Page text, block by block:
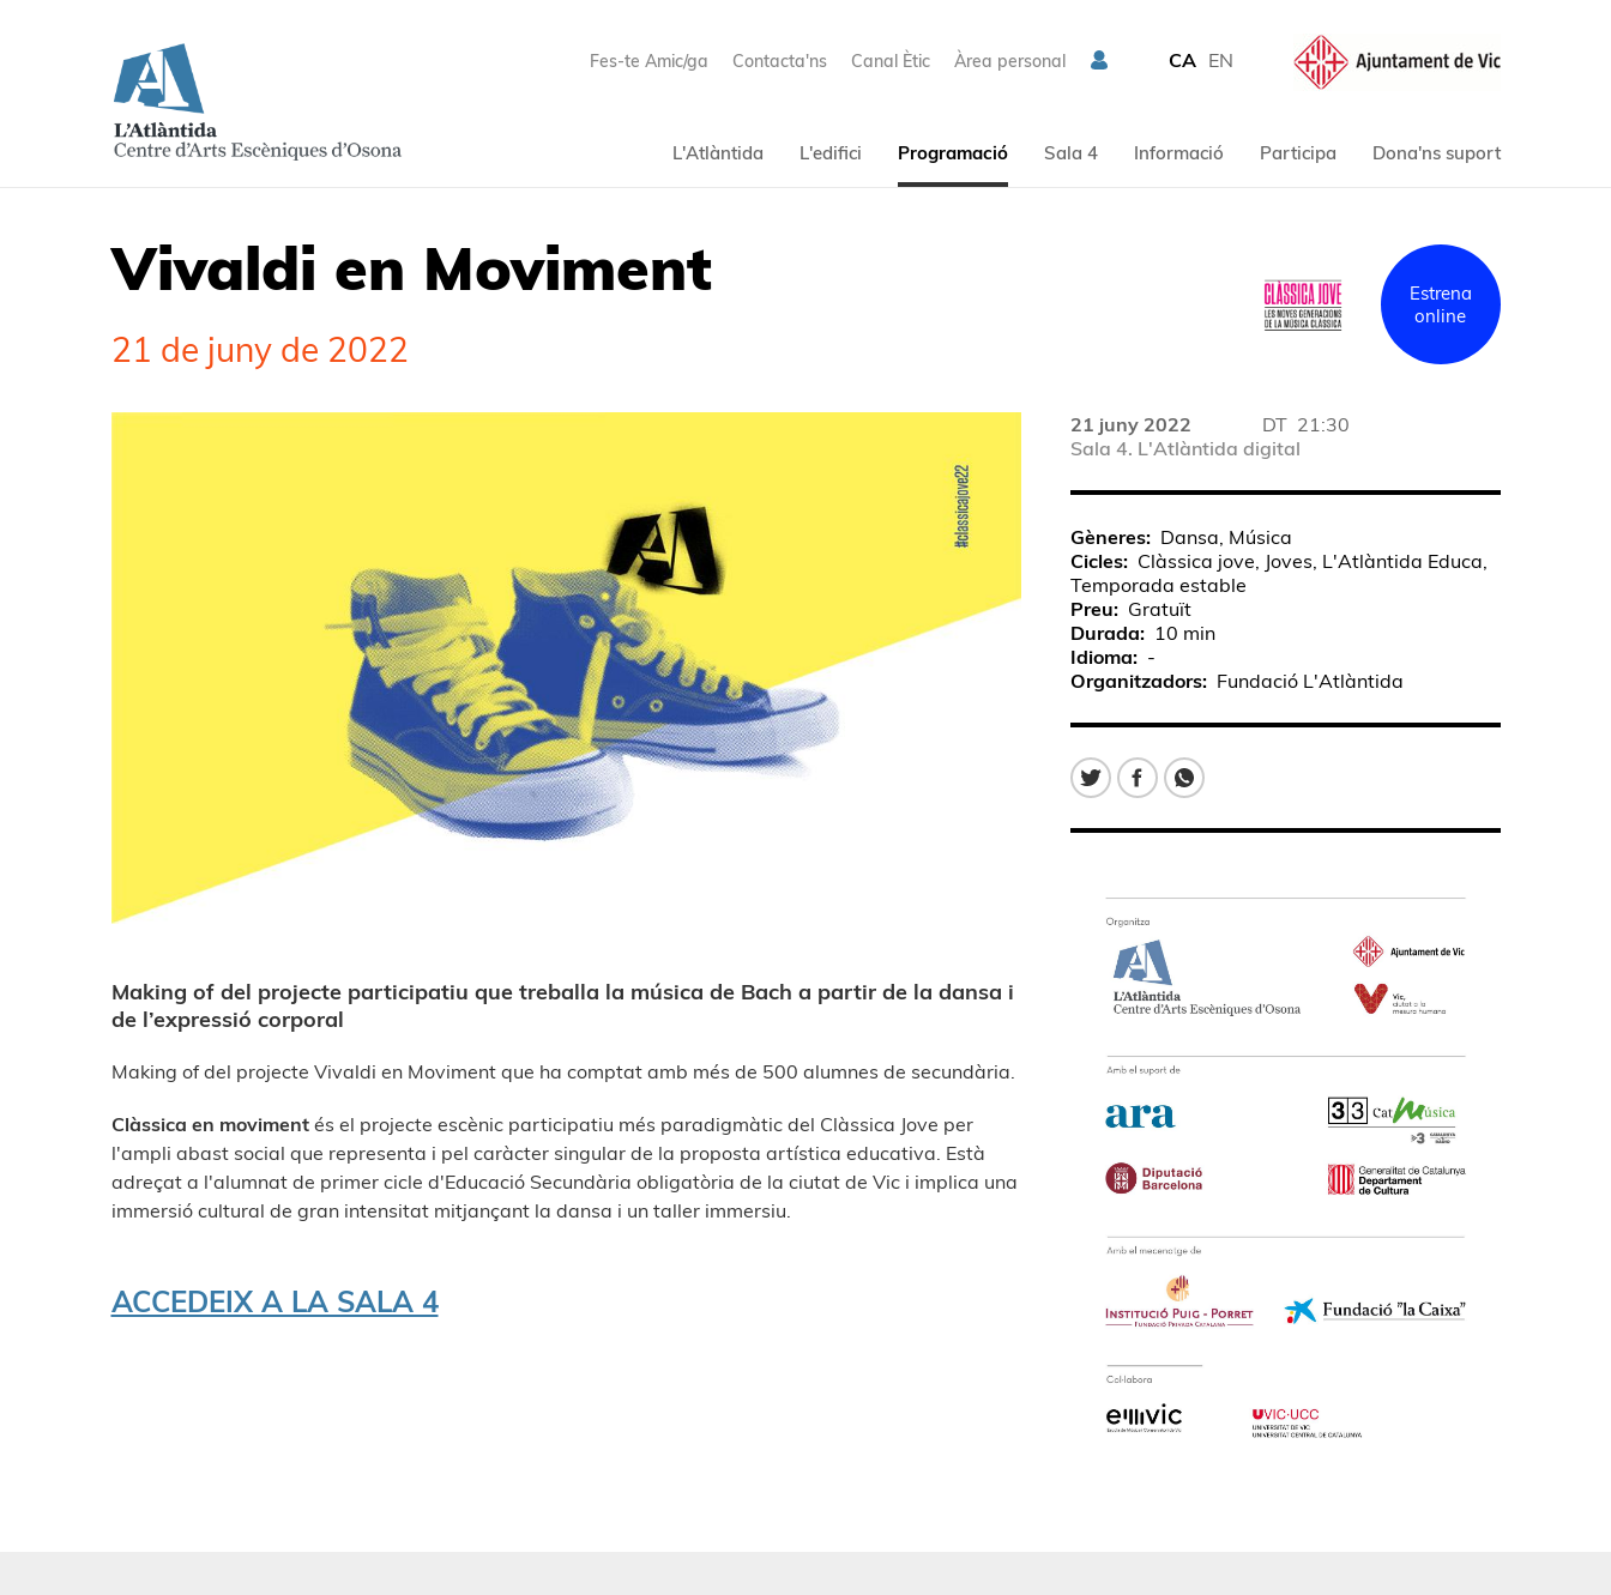
Fes-te Amic/ga Contacta'ns Canal Ètic Àrea personal CA EN
L'Atlàntida L'edifici Programació Sala 4 Informació Participa Dona'ns suport
Vivaldi en Moviment
21 de juny de 2022
Estrena
online
Making of del projecte participatiu que treballa la música de Bach a partir de la dansa i
de l’expressió corporal
Making of del projecte Vivaldi en Moviment que ha comptat amb més de 500 alumnes de secundària.
Clàssica en movimentés el projecte escènic participatiu més paradigmàtic del Clàssica Jove per
l'ampli abast social que representa i pel caràcter singular de la proposta artística educativa. Està
adreçat a l'alumnat de primer cicle d'Educació Secundària obligatòria de la ciutat de Vic i implica una
immersió cultural de gran intensitat mitjançant la dansa i un taller immersiu.
ACCEDEIX A LA SALA 4
21 juny 2022 DT 21:30
Sala 4. L'Atlàntida digital
Gèneres
Dansa, Música
Cicles
Clàssica jove, Joves, L'Atlàntida Educa,
Temporada estable
Preu
Gratuït
Durada
10 min
Idioma
-
Organitzadors
Fundació L'Atlàntida